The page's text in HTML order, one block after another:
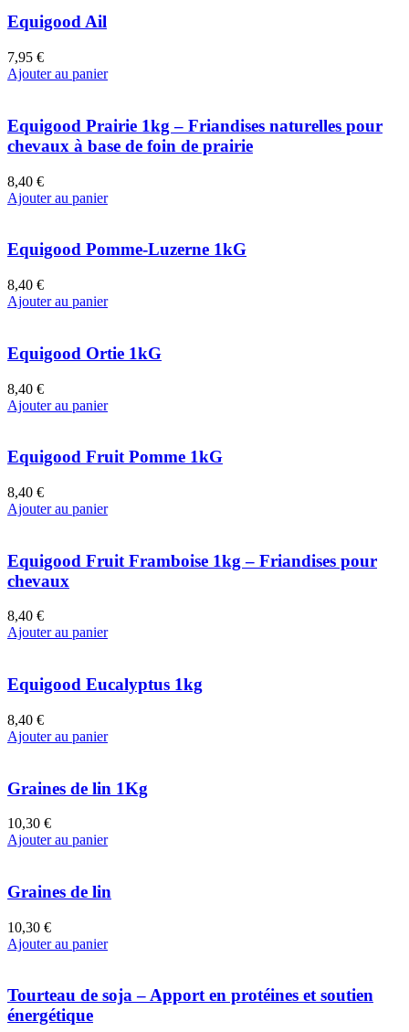
Equigood Ail
7,95 €
Ajouter au panier
Equigood Prairie 1kg – Friandises naturelles pour
chevaux à base de foin de prairie
8,40 €
Ajouter au panier
Equigood Pomme-Luzerne 1kG
8,40 €
Ajouter au panier
Equigood Ortie 1kG
8,40 €
Ajouter au panier
Equigood Fruit Pomme 1kG
8,40 €
Ajouter au panier
Equigood Fruit Framboise 1kg – Friandises pour
chevaux
8,40 €
Ajouter au panier
Equigood Eucalyptus 1kg
8,40 €
Ajouter au panier
Graines de lin 1Kg
10,30 €
Ajouter au panier
Graines de lin
10,30 €
Ajouter au panier
Tourteau de soja – Apport en protéines et soutien
énergétique